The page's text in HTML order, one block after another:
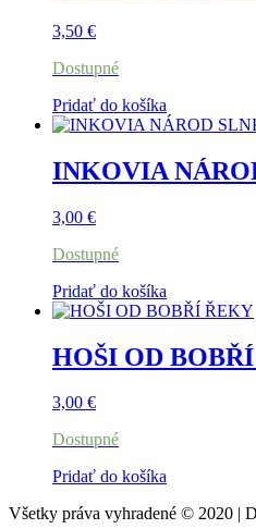
3,50 €
Dostupné
Pridať do košíka
INKOVIA
3,00 €
Dostupné
Pridať do košíka
HOŠI OD
3,00 €
Dostupné
Pridať do košíka
Všetky práva vyhradené © 2020 |